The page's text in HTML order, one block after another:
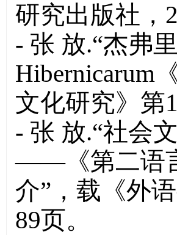
研究出版社，
- 张 放.“杰弗
Hibernicarum
文化研究》第
- 张 放.“社会
——《第二语
介”，载《外
89页。